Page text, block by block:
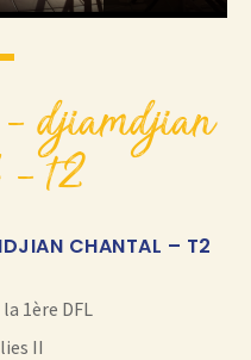
– t2
CHANTAL – T2
1ère DFL
II